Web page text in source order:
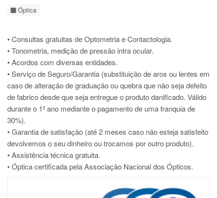
Óptica
• Consultas gratuitas de Optometria e Contactologia.
• Tonometria, medição de pressão intra ocular.
• Acordos com diversas entidades.
• Serviço de Seguro/Garantia (substituição de aros ou lentes em
caso de alteração de graduação ou quebra que não seja defeito
de fabrico desde que seja entregue o produto danificado. Válido
durante o 1º ano mediante o pagamento de uma franquia de
30%).
• Garantia de satisfação (até 2 meses caso não esteja satisfeito
devolvemos o seu dinheiro ou trocamos por outro produto).
• Assistência técnica gratuita.
• Óptica certificada pela Associação Nacional dos Ópticos.